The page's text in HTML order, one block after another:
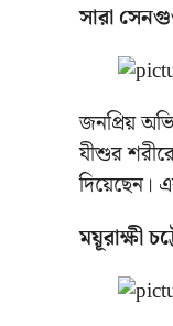
সারা
জনপ্রিয়
যীশুর
দিয়েছেন।
ময়ূরাক্ষী